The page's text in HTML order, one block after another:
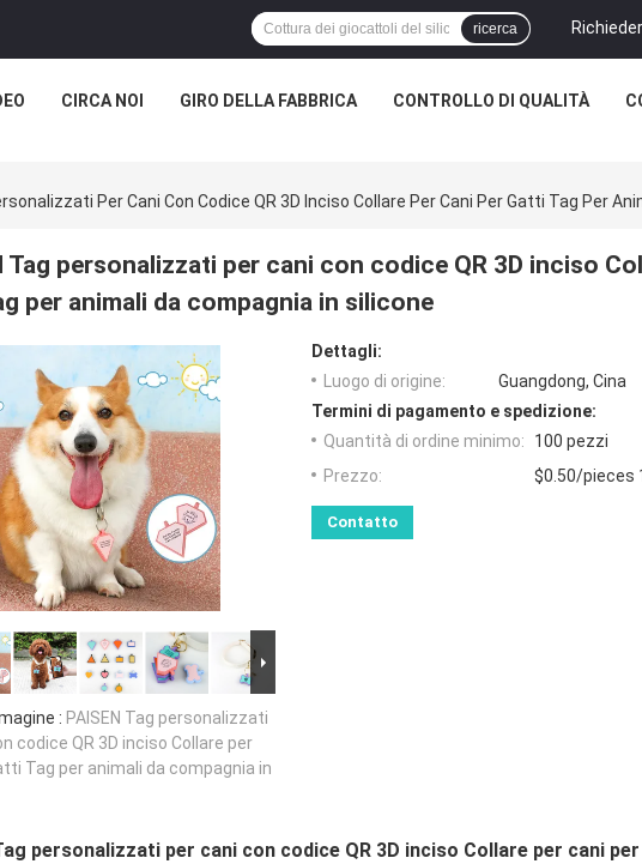
ricerca
CIRCA NOI GIRO DELLA FABBRICA CONTROLLO DI QUALITÀ
Per Cani Con Codice QR 3D Inciso Collare Per Cani Per Gatti Tag Per
Tag personalizzati per cani con codice QR 3D inciso
per animali da compagnia in silicone
: PAISEN Tag personalizzati
codice QR 3D inciso Collare per
Tag per animali da compagnia in
Dettagli:
Luogo di origine:
Guangdong, Cina
Termini di pagamento e spedizione:
Quantità di ordine minimo:
100 pezzi
Prezzo:
$0.50/pieces
Contatto
personalizzati per cani con codice QR 3D inciso Collare per cani